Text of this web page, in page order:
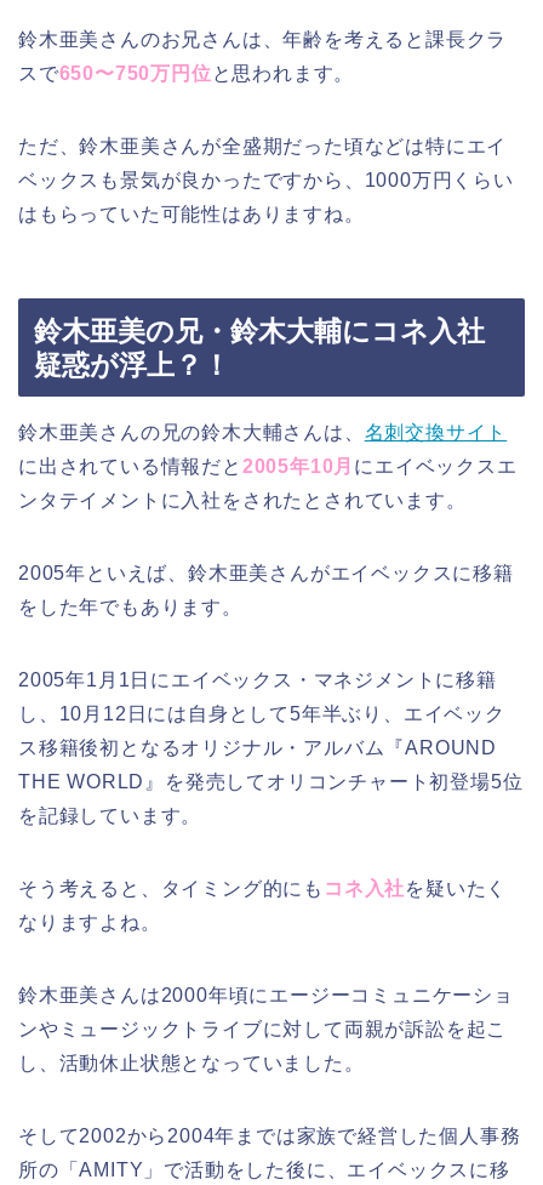
鈴木亜美さんのお兄さんは、年齢を考えると課長クラ
スで650〜750万円位と思われます。
ただ、鈴木亜美さんが全盛期だった頃などは特にエイ
ベックスも景気が良かったですから、1000万円くらい
はもらっていた可能性はありますね。
鈴木亜美の兄・鈴木大輔にコネ入社
疑惑が浮上？！
鈴木亜美さんの兄の鈴木大輔さんは、 名刺交換サイト
に出されている情報だと 2005年10月 にエイベックスエ
ンタテイメントに入社をされたとされています。
2005年といえば、鈴木亜美さんがエイベックスに移籍
をした年でもあります。
2005年1月1日にエイベックス・マネジメントに移籍
し、10月12日には自身として5年半ぶり、エイベック
ス移籍後初となるオリジナル・アルバム『AROUND
THE WORLD』を発売してオリコンチャート初登場5位
を記録しています。
そう考えると、タイミング的にも コネ入社を疑いたく
なりますよね。
鈴木亜美さんは2000年頃にエージーコミュニケーショ
ンやミュージックトライブに対して両親が訴訟を起こ
し、活動休止状態となっていました。
そして2002から2004年までは家族で経営した個人事務
所の「AMITY」で活動をした後に、エイベックスに移